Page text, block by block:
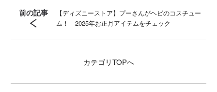
前の記事
【ディズニーストア】プーさんがヘビのコスチュー
ム！ 2025年お正月アイテムをチェック
カテゴリTOPへ